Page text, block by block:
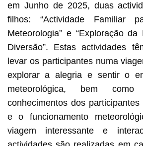
em Junho de 2025, duas
filhos: “Actividade Familiar
Meteorologia” e “Exploração da
Diversão”. Estas actividades
levar os participantes numa
explorar a alegria e sentir o
meteorológica, bem
conhecimentos dos
e o funcionamento
viagem interessante e